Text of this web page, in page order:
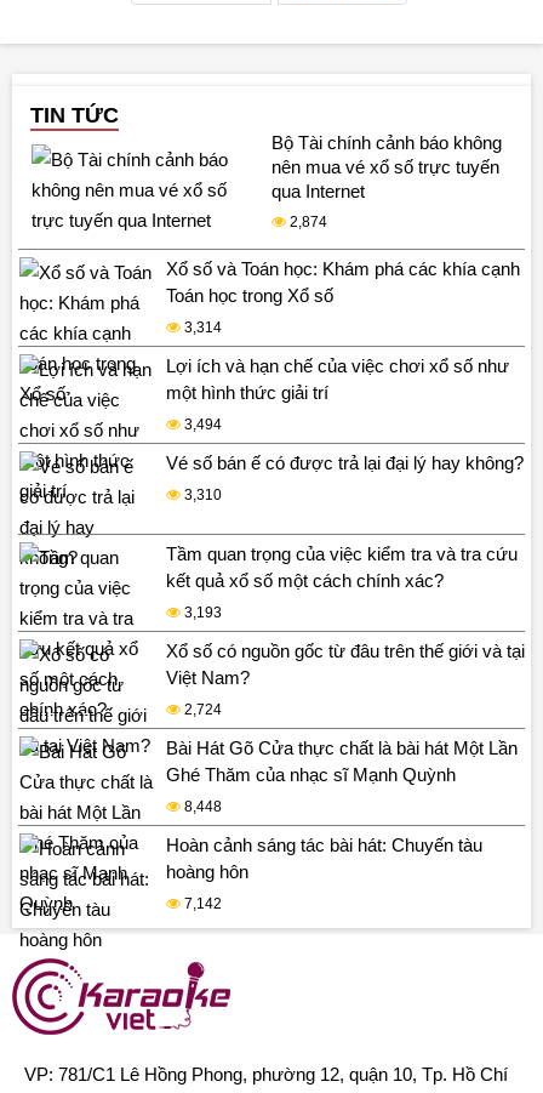
TIN TỨC
Bộ Tài chính cảnh báo không
nên mua vé xổ số trực tuyến
qua Internet
2,874
Xổ số và Toán học: Khám phá các khía cạnh
Toán học trong Xổ số
3,314
Lợi ích và hạn chế của việc chơi xổ số như
một hình thức giải trí
3,494
Vé số bán ế có được trả lại đại lý hay không?
3,310
Tầm quan trọng của việc kiểm tra và tra cứu
kết quả xổ số một cách chính xác?
3,193
Xổ số có nguồn gốc từ đâu trên thế giới và tại
Việt Nam?
2,724
Bài Hát Gõ Cửa thực chất là bài hát Một Lần
Ghé Thăm của nhạc sĩ Mạnh Quỳnh
8,448
Hoàn cảnh sáng tác bài hát: Chuyến tàu
hoàng hôn
7,142
VP: 781/C1 Lê Hồng Phong, phường 12, quận 10, Tp. Hồ Chí